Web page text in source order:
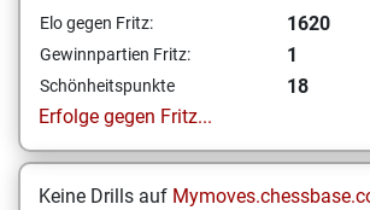
Elo gegen Fritz: 1620
Gewinnpartien Fritz: 1
Schönheitspunkte
18
Erfolge gegen Fritz...
Keine Drills auf